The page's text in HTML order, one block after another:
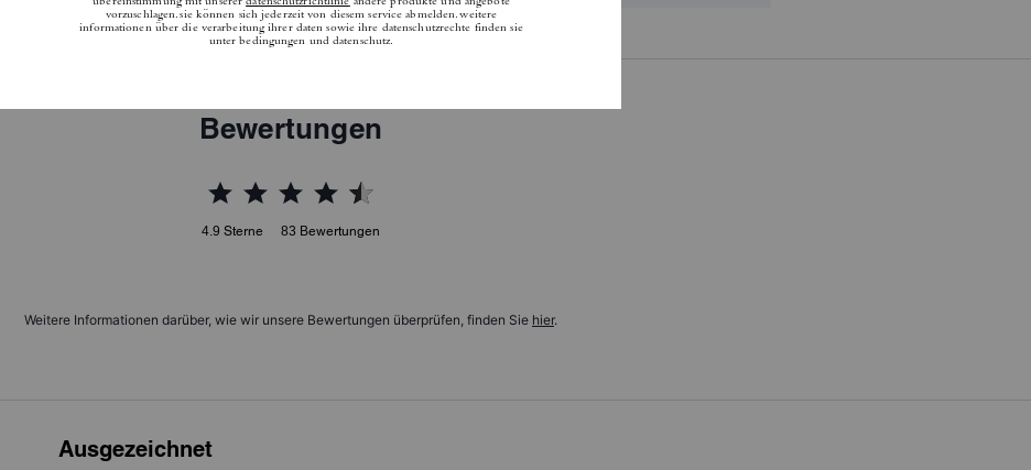
Bewertungen
4.9 Sterne 83 Bewertungen
Weitere Informationen darüber, wie wir unsere Bewertungen überprüfen, finden Sie hier.
Ausgezeichnet